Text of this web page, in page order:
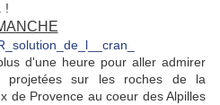
!
d'une heure pour aller admirer
projetées sur les roches de la
de Provence au coeur des Alpilles